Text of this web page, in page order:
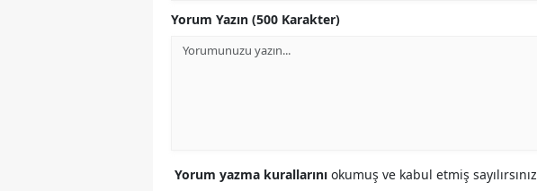
Yorum Yazın (500 Karakter)
Yorum yazma kurallarını okumuş ve kabul etmiş sayılırsınız